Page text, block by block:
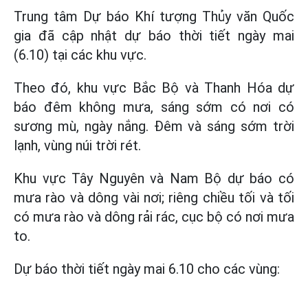
Trung tâm Dự báo Khí tượng Thủy văn Quốc
gia đã cập nhật dự báo thời tiết ngày mai
(6.10) tại các khu vực.
Theo đó, khu vực Bắc Bộ và Thanh Hóa dự
báo đêm không mưa, sáng sớm có nơi có
sương mù, ngày nắng. Đêm và sáng sớm trời
lạnh, vùng núi trời rét.
Khu vực Tây Nguyên và Nam Bộ dự báo có
mưa rào và dông vài nơi; riêng chiều tối và tối
có mưa rào và dông rải rác, cục bộ có nơi mưa
to.
Dự báo thời tiết ngày mai 6.10 cho các vùng: